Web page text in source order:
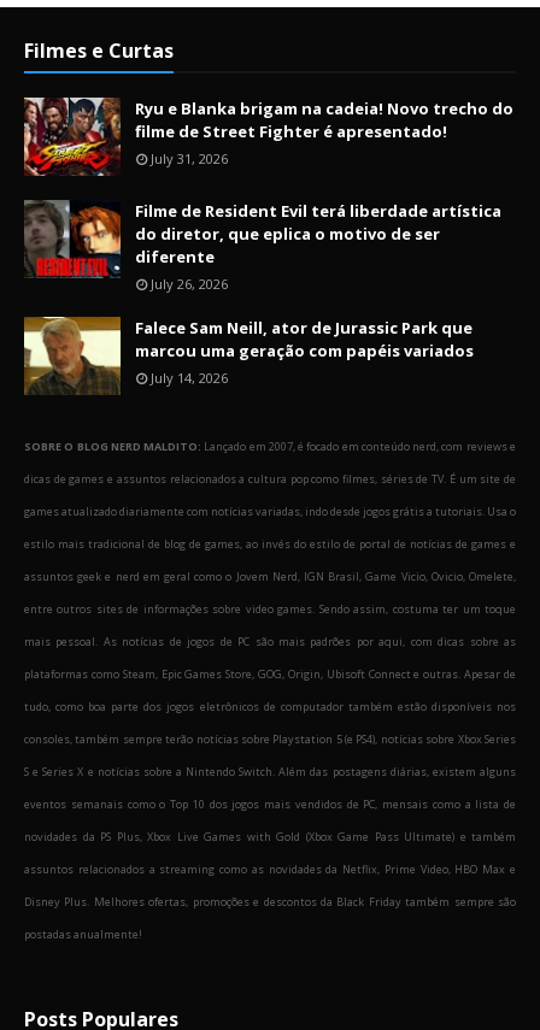
Filmes e Curtas
Ryu e Blanka brigam na cadeia! Novo trecho do
filme de Street Fighter é apresentado!
July 31, 2026
Filme de Resident Evil terá liberdade artística
do diretor, que eplica o motivo de ser
diferente
July 26, 2026
Falece Sam Neill, ator de Jurassic Park que
marcou uma geração com papéis variados
July 14, 2026
SOBRE O BLOG NERD MALDITO: Lançado em 2007, é focado em conteúdo nerd, com reviews e
dicas de games e assuntos relacionados a cultura pop como filmes, séries de TV. É um site de
games atualizado diariamente com notícias variadas, indo desde jogos grátis a tutoriais. Usa o
estilo mais tradicional de blog de games, ao invés do estilo de portal de notícias de games e
assuntos geek e nerd em geral como o Jovem Nerd, IGN Brasil, Game Vicio, Ovicio, Omelete,
entre outros sites de informações sobre video games. Sendo assim, costuma ter um toque
mais pessoal. As notícias de jogos de PC são mais padrões por aqui, com dicas sobre as
plataformas como Steam, Epic Games Store, GOG, Origin, Ubisoft Connect e outras. Apesar de
tudo, como boa parte dos jogos eletrônicos de computador também estão disponíveis nos
consoles, também sempre terão notícias sobre Playstation 5 (e PS4), notícias sobre Xbox Series
S e Series X e notícias sobre a Nintendo Switch. Além das postagens diárias, existem alguns
eventos semanais como o Top 10 dos jogos mais vendidos de PC, mensais como a lista de
novidades da PS Plus, Xbox Live Games with Gold (Xbox Game Pass Ultimate) e também
assuntos relacionados a streaming como as novidades da Netflix, Prime Video, HBO Max e
Disney Plus. Melhores ofertas, promoções e descontos da Black Friday também sempre são
postadas anualmente!
Posts Populares